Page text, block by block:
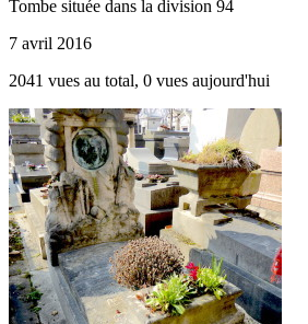
Tombe située dans la division 94
7 avril 2016
2041 vues au total, 0 vues aujourd'hui